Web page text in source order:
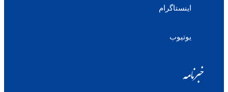
اینستاگرام
یوتیوب
خبرنامه